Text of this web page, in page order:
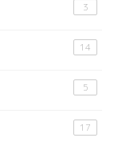
3
14
5
17